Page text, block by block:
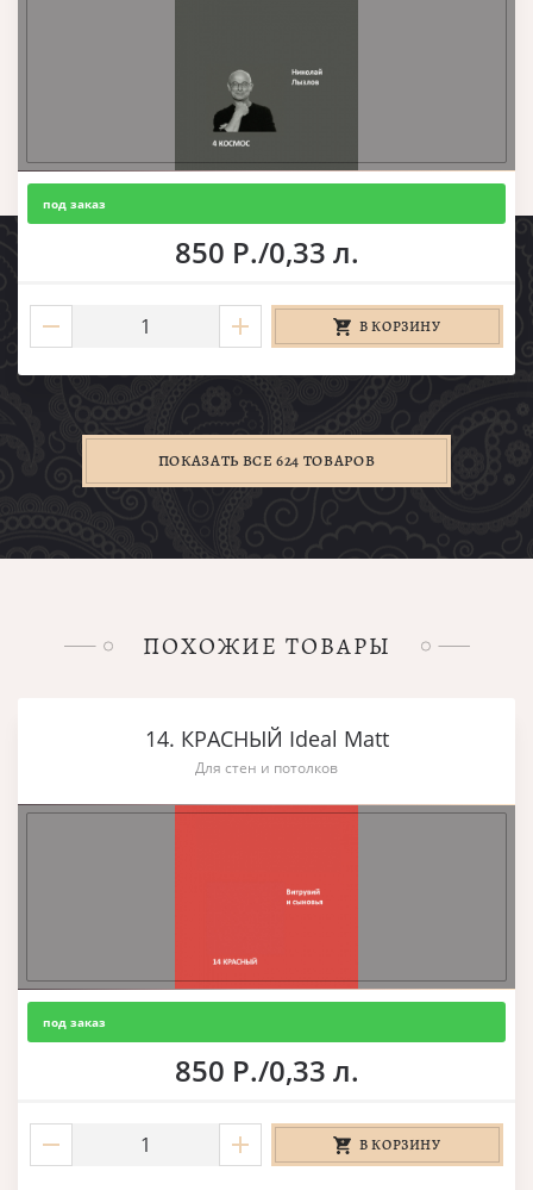
под заказ
850 Р./0,33 л.
В КОРЗИНУ
ПОКАЗАТЬ ВСЕ 624 ТОВАРОВ
ПОХОЖИЕ ТОВАРЫ
14. КРАСНЫЙ Ideal Matt
Для стен и потолков
под заказ
850 Р./0,33 л.
В КОРЗИНУ